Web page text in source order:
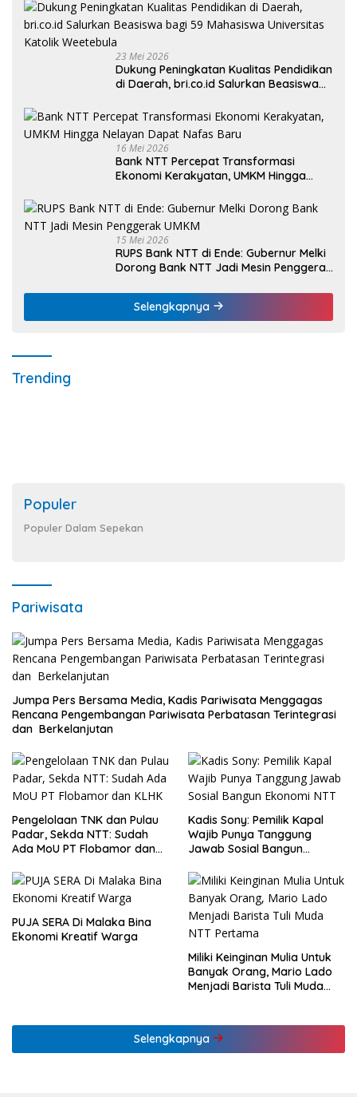
23 Mei 2026
Dukung Peningkatan Kualitas Pendidikan
di Daerah, bri.co.id Salurkan Beasiswa
Weetebula
16 Mei 2026
Bank NTT Percepat Transformasi
Ekonomi Kerakyatan, UMKM Hingga
15 Mei 2026
RUPS Bank NTT di Ende: Gubernur Melki
Dorong Bank NTT Jadi Mesin Penggerak
Selengkapnya
Trending
Populer
Populer Dalam Sepekan
Pariwisata
Jumpa Pers Bersama Media, Kadis Pariwisata Menggagas
Rencana Pengembangan Pariwisata Perbatasan Terintegrasi
dan Berkelanjutan
Pengelolaan TNK dan Pulau
Padar, Sekda NTT: Sudah
Ada MoU PT Flobamor dan
Kadis Sony: Pemilik Kapal
Wajib Punya Tanggung
Jawab Sosial Bangun
PUJA SERA Di Malaka Bina
Ekonomi Kreatif Warga
Miliki Keinginan Mulia Untuk
Banyak Orang, Mario Lado
Menjadi Barista Tuli Muda
Selengkapnya